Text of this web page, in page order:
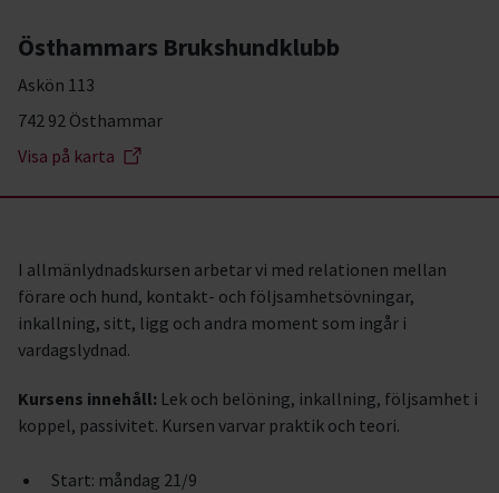
Östhammars Brukshundklubb
Askön 113
742 92 Östhammar
Visa på karta
I allmänlydnadskursen arbetar vi med relationen mellan
förare och hund, kontakt- och följsamhetsövningar,
inkallning, sitt, ligg och andra moment som ingår i
vardagslydnad.
Kursens innehåll: Lek och belöning, inkallning, följsamhet i
koppel, passivitet. Kursen varvar praktik och teori.
Start: måndag 21/9